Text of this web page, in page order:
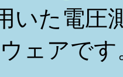
いた電圧
ウェアです